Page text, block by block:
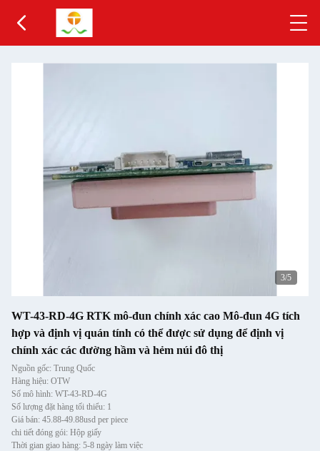
3/5
WT-43-RD-4G RTK mô-đun chính xác cao Mô-đun 4G tích
hợp và định vị quán tính có thể được sử dụng để định vị
chính xác các đường hầm và hẻm núi đô thị
Nguồn gốc: Trung Quốc
Hàng hiệu: OTW
Số mô hình: WT-43-RD-4G
Số lượng đặt hàng tối thiểu: 1
Giá bán: 45.88-49.88usd per piece
chi tiết đóng gói: Hộp giấy
Thời gian giao hàng: 5-8 ngày làm việc